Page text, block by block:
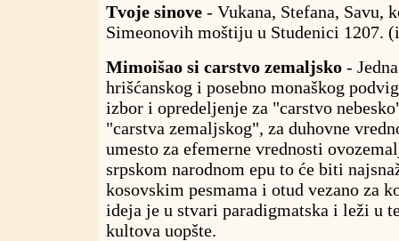
Tvoje sinove - Vukana, Stefana, Savu,
Simeonovih moštiju u Studenici 1207.
Mimoišao si carstvo zemaljsko -
hrišćanskog i posebno monaškog
izbor i opredeljenje za "carstvo
"carstva zemaljskog", za duhovne
umesto za efemerne vrednosti
srpskom narodnom epu to će biti
kosovskim pesmama i otud vezano za
ideja je u stvari paradigmatska i leži u
kultova uopšte.